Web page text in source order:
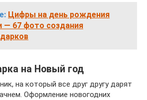
Цифры на день рождения
— 67 фото создания
на Новый год
на который все друг другу дарят
Оформление новогодних